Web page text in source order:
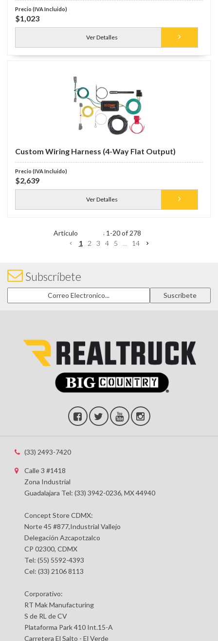
$1,023
Ver Detalles
Custom Wiring Harness (4-Way Flat Output)
$2,639
Ver Detalles
Items 1 -20of 278
1
2 3 4 5 14
Subscríbete
(33) 2493-7420
Calle 3 #1418
Zona Industrial
Guadalajara Tel: (33) 3942-0236, MX 44940
Concept Store CDMX:
Norte 45 #877,Industrial Vallejo
Delegación Azcapotzalco
CP 02300, CDMX
Tel: (55) 5592-4393
Cel: (33) 2106 8113
Corporativo:
RT Mak Manufacturing
S de RL de CV
Plataforma Park 410 Int.15-A
Carretera El Salto - El Verde